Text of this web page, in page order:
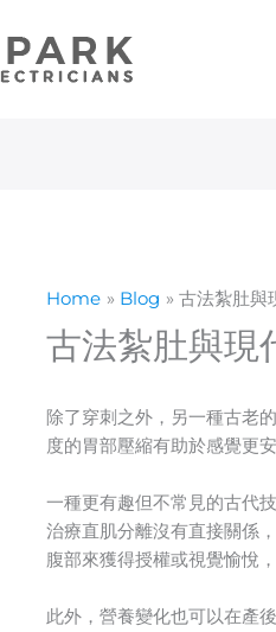
Home Blog 古法紮肚與
古法紮肚與現
除了穿刺之外，另一種古老
度的胃部壓縮有助於感覺更
一種更有趣但不常見的古代
治療直肌分離沒有直接關係
腹部來獲得授權或視覺愉悅
此外，營養變化也可以在產